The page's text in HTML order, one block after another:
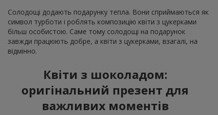
Солодощі додають подарунку тепла. Вони сприймаються як
символ турботи і роблять композицію квіти з цукерками
більш особистою. Саме тому солодощі на подарунок
завжди працюють добре, а квіти з цукерками, взагалі, на
відмінно.
Квіти з шоколадом:
оригінальний презент для
важливих моментів